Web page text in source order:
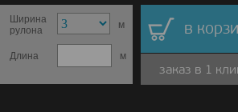
Ширина
рулона
м
Длина м
в
заказ в 1